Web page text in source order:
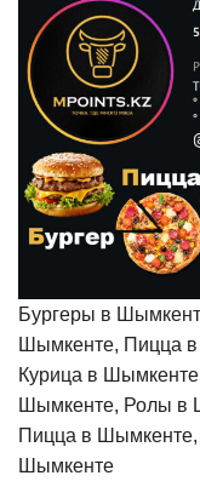
Бургеры в
Шымкенте, Пицца
Курица в
Шымкенте, Ролы в
Пицца в
Шымкенте